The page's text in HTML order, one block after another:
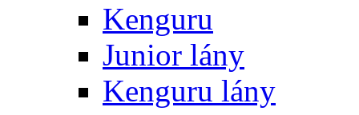
Kenguru
Junior lány
Kenguru lány